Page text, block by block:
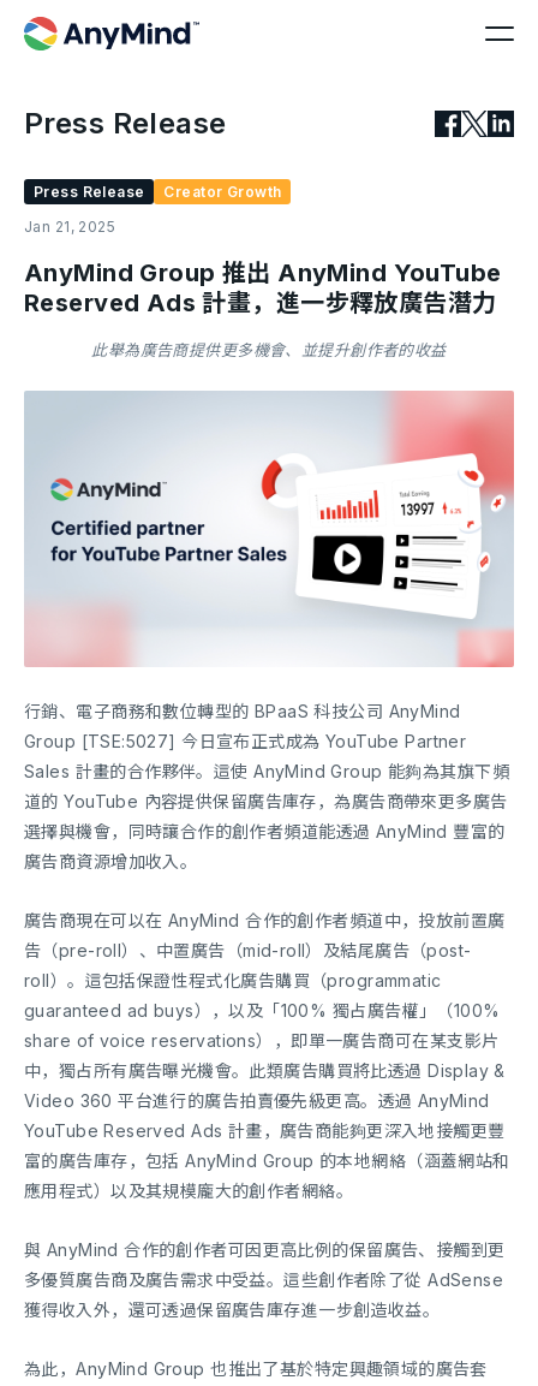
Press Release
Press Release
Creator Growth
Jan 21, 2025
AnyMind Group 推出 AnyMind YouTube
Reserved Ads 計畫，進一步釋放廣告潛力
此舉為廣告商提供更多機會、並提升創作者的收益
行銷、電子商務和數位轉型的 BPaaS 科技公司 AnyMind
Group [TSE:5027] 今日宣布正式成為 YouTube Partner
Sales 計畫的合作夥伴。這使 AnyMind Group 能夠為其旗下頻
道的 YouTube 內容提供保留廣告庫存，為廣告商帶來更多廣告
選擇與機會，同時讓合作的創作者頻道能透過 AnyMind 豐富的
廣告商資源增加收入。
廣告商現在可以在 AnyMind 合作的創作者頻道中，投放前置廣
告（pre-roll）、中置廣告（mid-roll）及結尾廣告（post-
roll）。這包括保證性程式化廣告購買（programmatic
guaranteed ad buys），以及「100% 獨占廣告權」（100%
share of voice reservations），即單一廣告商可在某支影片
中，獨占所有廣告曝光機會。此類廣告購買將比透過 Display &
Video 360 平台進行的廣告拍賣優先級更高。透過 AnyMind
YouTube Reserved Ads 計畫，廣告商能夠更深入地接觸更豐
富的廣告庫存，包括 AnyMind Group 的本地網絡（涵蓋網站和
應用程式）以及其規模龐大的創作者網絡。
與 AnyMind 合作的創作者可因更高比例的保留廣告、接觸到更
多優質廣告商及廣告需求中受益。這些創作者除了從 AdSense
獲得收入外，還可透過保留廣告庫存進一步創造收益。
為此，AnyMind Group 也推出了基於特定興趣領域的廣告套